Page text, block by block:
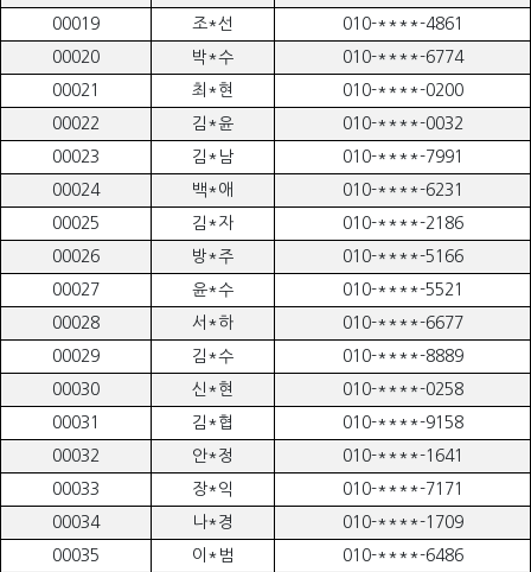
00019
조*선
010-****-4861
00020
박*수
010-****-6774
00021
최*현
010-****-0200
00022
김*윤
010-****-0032
00023
김*남
010-****-7991
00024
백*애
010-****-6231
00025
김*자
010-****-2186
00026
방*주
010-****-5166
00027
윤*수
010-****-5521
00028
서*하
010-****-6677
00029
김*수
010-****-8889
00030
신*현
010-****-0258
00031
김*협
010-****-9158
00032
안*정
010-****-1641
00033
장*익
010-****-7171
00034
나*경
010-****-1709
00035
이*범
010-****-6486